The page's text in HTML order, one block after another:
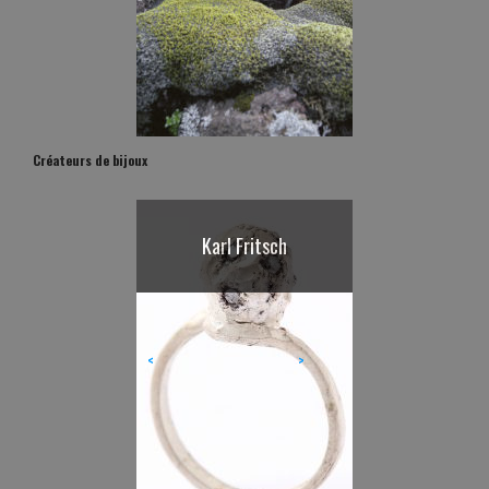
Créateurs de bijoux
Karl Fritsch
< >